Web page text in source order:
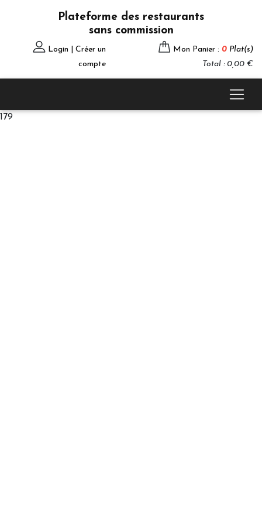
Plateforme des restaurants
sans commission
Login | Créer un
compte
Mon Panier : 0 Plat(s)
Total : 0,00 €
179